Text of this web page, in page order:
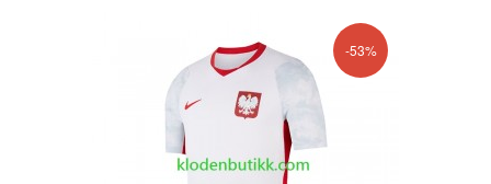
-53%